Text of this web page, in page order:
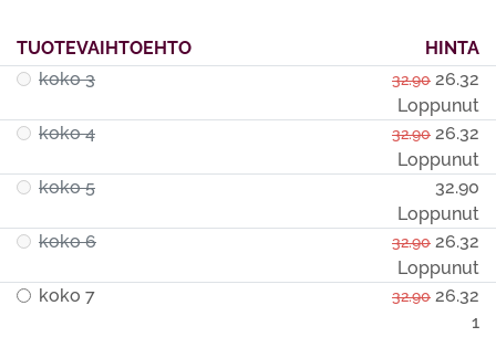
TUOTEVAIHTOEHTO
HINTA
koko 3
32.90 26.32
Loppunut
koko 4
32.90 26.32
Loppunut
koko 5
32.90
Loppunut
koko 6
32.90 26.32
Loppunut
koko 7
32.90 26.32
1